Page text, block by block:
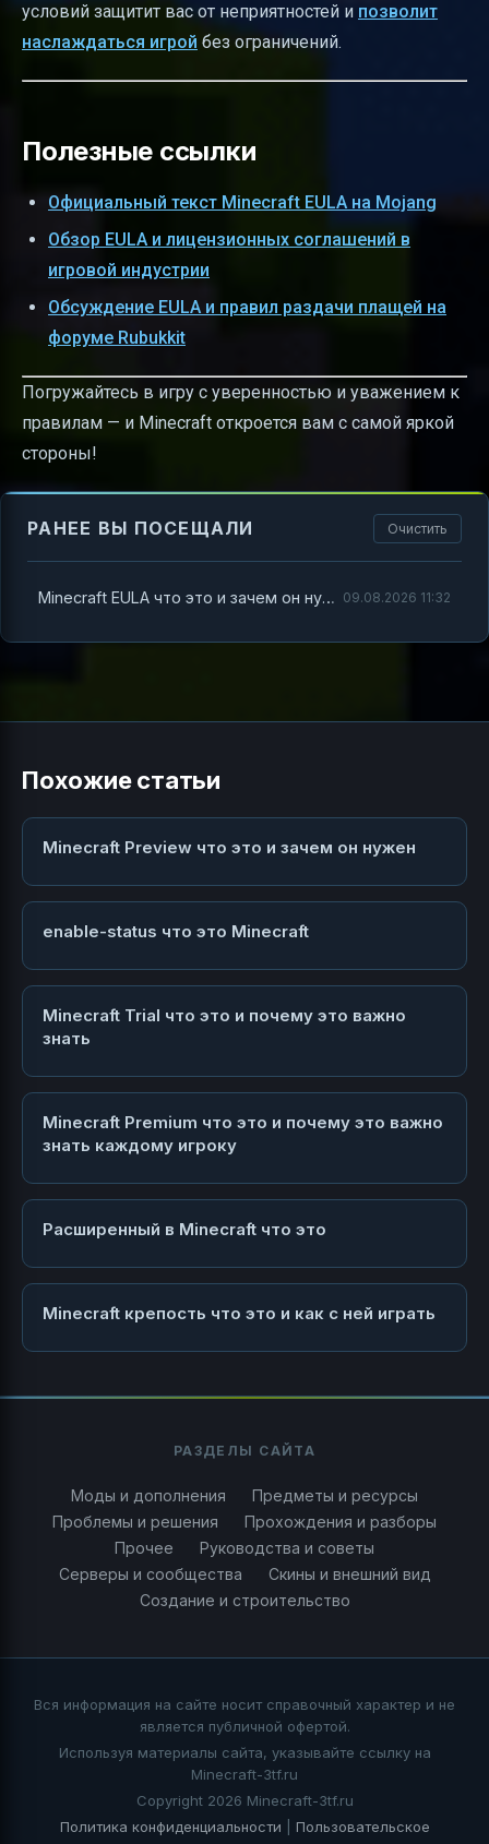
условий защитит вас от неприятностей и позволит
наслаждаться игрой без ограничений.
Полезные ссылки
Официальный текст Minecraft EULA на Mojang
Обзор EULA и лицензионных соглашений в
игровой индустрии
Обсуждение EULA и правил раздачи плащей на
форуме Rubukkit
Погружайтесь в игру с уверенностью и уважением к
правилам — и Minecraft откроется вам с самой яркой
стороны!
РАНЕЕ ВЫ ПОСЕЩАЛИ Очистить
Minecraft EULA что это и зачем он нужен 09.08.2026 11:32
Похожие статьи
Minecraft Preview что это и зачем он нужен
enable-status что это Minecraft
Minecraft Trial что это и почему это важно
знать
Minecraft Premium что это и почему это важно
знать каждому игроку
Расширенный в Minecraft что это
Minecraft крепость что это и как с ней играть
РАЗДЕЛЫ САЙТА
Моды и дополнения
Предметы и ресурсы
Проблемы и решения
Прохождения и разборы
Прочее
Руководства и советы
Серверы и сообщества
Скины и внешний вид
Создание и строительство
Вся информация на сайте носит справочный характер и не
является публичной офертой.
Используя материалы сайта, указывайте ссылку на
Minecraft-3tf.ru
Copyright 2026 Minecraft-3tf.ru
Политика конфиденциальности
Пользовательское